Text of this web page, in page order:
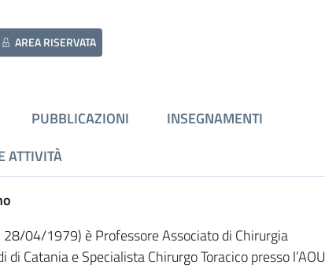
AREA RISERVATA
PUBBLICAZIONI
INSEGNAMENTI
ATTIVITÀ
28/04/1979) è Professore Associato di Chirurgia
Catania e Specialista Chirurgo Toracico presso l’AOU